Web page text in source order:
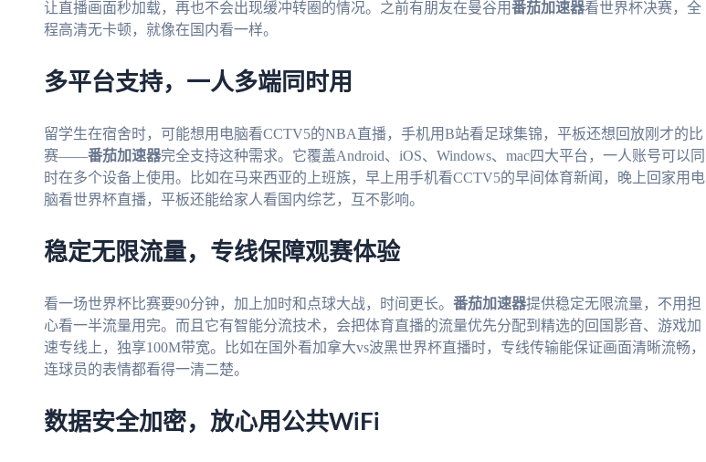
让直播画面秒加载，再也不会出现缓冲转圈的情况。之前有朋友在曼谷用番茄加速器看世界杯决赛，全
程高清无卡顿，就像在国内看一样。
多平台支持，一人多端同时用
留学生在宿舍时，可能想用电脑看CCTV5的NBA直播，手机用B站看足球集锦，平板还想回放刚才的比
赛——番茄加速器完全支持这种需求。它覆盖Android、iOS、Windows、mac四大平台，一人账号可以同
时在多个设备上使用。比如在马来西亚的上班族，早上用手机看CCTV5的早间体育新闻，晚上回家用电
脑看世界杯直播，平板还能给家人看国内综艺，互不影响。
稳定无限流量，专线保障观赛体验
看一场世界杯比赛要90分钟，加上加时和点球大战，时间更长。 番茄加速器提供稳定无限流量，不用担
心看一半流量用完。而且它有智能分流技术，会把体育直播的流量优先分配到精选的回国影音、游戏加
速专线上，独享100M带宽。比如在国外看加拿大vs波黑世界杯直播时，专线传输能保证画面清晰流畅，
连球员的表情都看得一清二楚。
数据安全加密，放心用公共WiFi